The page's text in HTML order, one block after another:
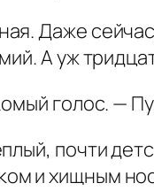
Даже
А уж
голос. —
почти
и хищным